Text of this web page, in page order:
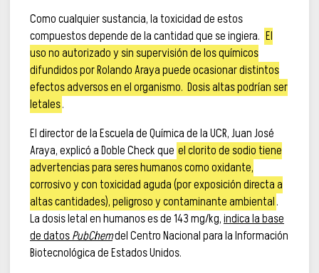
Como cualquier sustancia, la toxicidad de estos
compuestos depende de la cantidad que se ingiera. El
uso no autorizado y sin supervisión de los químicos
difundidos por Rolando Araya puede ocasionar distintos
efectos adversos en el organismo. Dosis altas podrían ser
letales.
El director de la Escuela de Química de la UCR, Juan José
Araya, explicó a Doble Check que el clorito de sodio tiene
advertencias para seres humanos como oxidante,
corrosivo y con toxicidad aguda (por exposición directa a
altas cantidades), peligroso y contaminante ambiental.
La dosis letal en humanos es de 143 mg/kg,indica la base
de datosPubChemdel Centro Nacional para la Información
Biotecnológica de Estados Unidos.